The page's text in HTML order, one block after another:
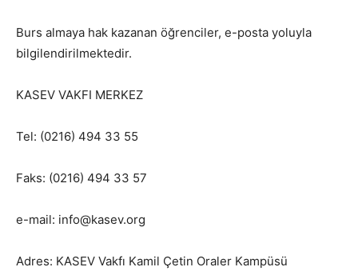
Burs almaya hak kazanan öğrenciler, e-posta yoluyla
bilgilendirilmektedir.
KASEV VAKFI MERKEZ
Tel: (0216) 494 33 55
Faks: (0216) 494 33 57
e-mail: info@kasev.org
Adres: KASEV Vakfı Kamil Çetin Oraler Kampüsü